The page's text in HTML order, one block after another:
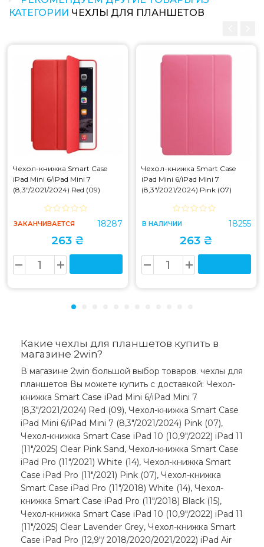
КАТЕГОРИИ ЧЕХЛЫ ДЛЯ ПЛАНШЕТОВ
Чехол-книжка Smart Case
iPad Mini 6/iPad Mini 7
(8,3"/2021/2024) Red (09)
ЗАКАНЧИВАЕТСЯ 18287
263 ₴
Чехол-книжка Smart Case
iPad Mini 6/iPad Mini 7
(8,3"/2021/2024) Pink (07)
В НАЛИЧИИ 18255
263 ₴
Какие чехлы для планшетов купить в
магазине 2win?
В магазине 2win большой выбор товаров. чехлы для
планшетов Вы можете купить с доставкой: Чехол-
книжка Smart Case iPad Mini 6/iPad Mini 7
(8,3"/2021/2024) Red (09), Чехол-книжка Smart Case
iPad Mini 6/iPad Mini 7 (8,3"/2021/2024) Pink (07),
Чехол-книжка Smart Case iPad 10 (10,9"/2022) iPad 11
(11"/2025) Clear Pink Sand, Чехол-книжка Smart Case
iPad Pro (11"/2021) White (14), Чехол-книжка Smart
Case iPad Pro (11"/2021) Pink (07), Чехол-книжка
Smart Case iPad Pro (11"/2018) White (14), Чехол-
книжка Smart Case iPad Pro (11"/2018) Black (15),
Чехол-книжка Smart Case iPad 10 (10,9"/2022) iPad 11
(11"/2025) Clear Lavender Grey, Чехол-книжка Smart
Case iPad Pro (12,9"/ 2018/2020/2021/2022) iPad Air